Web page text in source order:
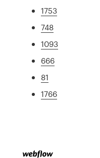
1753
748
1093
666
81
1766